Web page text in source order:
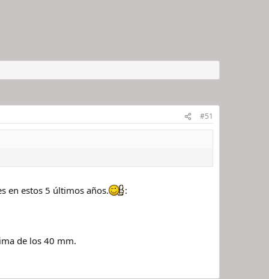
#51
en estos 5 últimos años. :
de los 40 mm.